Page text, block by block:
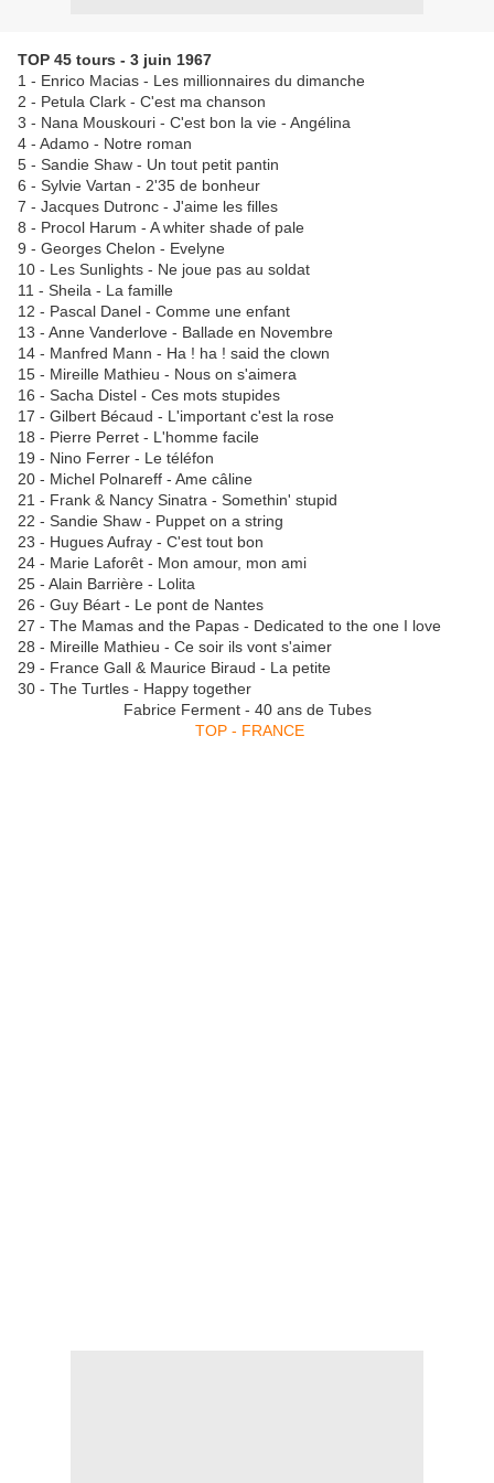
TOP 45 tours - 3 juin 1967
1 - Enrico Macias - Les millionnaires du dimanche
2 - Petula Clark - C'est ma chanson
3 - Nana Mouskouri - C'est bon la vie - Angélina
4 - Adamo - Notre roman
5 - Sandie Shaw - Un tout petit pantin
6 - Sylvie Vartan - 2'35 de bonheur
7 - Jacques Dutronc - J'aime les filles
8 - Procol Harum - A whiter shade of pale
9 - Georges Chelon - Evelyne
10 - Les Sunlights - Ne joue pas au soldat
11 - Sheila - La famille
12 - Pascal Danel - Comme une enfant
13 - Anne Vanderlove - Ballade en Novembre
14 - Manfred Mann - Ha ! ha ! said the clown
15 - Mireille Mathieu - Nous on s'aimera
16 - Sacha Distel - Ces mots stupides
17 - Gilbert Bécaud - L'important c'est la rose
18 - Pierre Perret - L'homme facile
19 - Nino Ferrer - Le téléfon
20 - Michel Polnareff - Ame câline
21 - Frank & Nancy Sinatra - Somethin' stupid
22 - Sandie Shaw - Puppet on a string
23 - Hugues Aufray - C'est tout bon
24 - Marie Laforêt - Mon amour, mon ami
25 - Alain Barrière - Lolita
26 - Guy Béart - Le pont de Nantes
27 - The Mamas and the Papas - Dedicated to the one I love
28 - Mireille Mathieu - Ce soir ils vont s'aimer
29 - France Gall & Maurice Biraud - La petite
30 - The Turtles - Happy together
Fabrice Ferment - 40 ans de Tubes
TOP - FRANCE